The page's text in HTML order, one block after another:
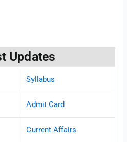
Updates
Syllabus
Admit Card
Current Affairs